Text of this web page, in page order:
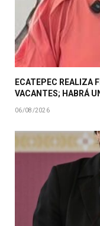
ECATEPEC REALIZA
VACANTES; HABRÁ
06/08/2026